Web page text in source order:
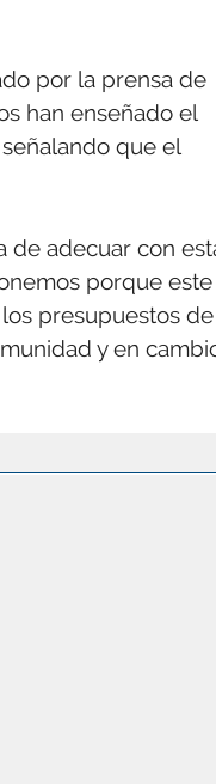
por la prensa de
han enseñado el
que el
de adecuar con
porque este
presupuestos
y en